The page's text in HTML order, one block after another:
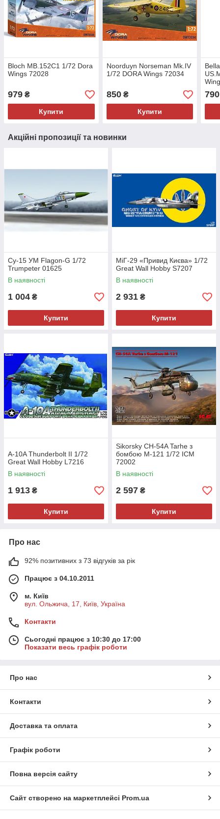
Bloch MB.152C1 1/72 Dora
Wings 72028
979 ₴
Купити
Noorduyn Norseman Mk.IV
1/72 DORA Wings 72034
850₴
Купити
790
Акційні пропозиції та новинки
Су-15 УМ Flagon-G 1/72
Trumpeter 01625
В наявності
1 004 ₴
Купити
МіГ-29 «Привид Києва» 1/72
Great Wall Hobby S7207
В наявності
2 931 ₴
Купити
A-10A Thunderbolt II 1/72
Great Wall Hobby L7216
В наявності
1 913 ₴
Купити
Sikorsky CH-54A Tarhe з
бомбою M-121 1/72 ICM
72002
В наявності
2 597 ₴
Купити
Про нас
92% позитивних з 73 відгуків за рік
Працює з 04.10.2011
м. Київ
вул. Ольжича, 17, Київ, Україна
Контакти
Сьогодні працює з 10:30 до 17:00
Показати весь графік роботи
Про нас
Контакти
Доставка та оплата
Графік роботи
Повна версія сайту
Сайт створено на маркетплейсі Prom.ua